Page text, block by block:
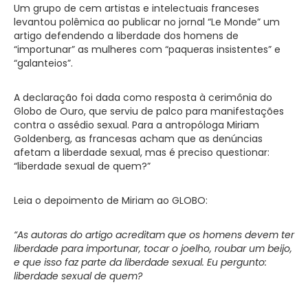
Um grupo de cem artistas e intelectuais franceses
levantou polêmica ao publicar no jornal “Le Monde” um
artigo defendendo a liberdade dos homens de
“importunar” as mulheres com “paqueras insistentes” e
“galanteios”.
A declaração foi dada como resposta à cerimônia do
Globo de Ouro, que serviu de palco para manifestações
contra o assédio sexual. Para a antropóloga Miriam
Goldenberg, as francesas acham que as denúncias
afetam a liberdade sexual, mas é preciso questionar:
“liberdade sexual de quem?”
Leia o depoimento de Miriam ao GLOBO:
“As autoras do artigo acreditam que os homens devem ter
liberdade para importunar, tocar o joelho, roubar um beijo,
e que isso faz parte da liberdade sexual. Eu pergunto:
liberdade sexual de quem?